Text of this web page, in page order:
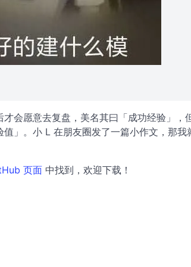
会愿意去复盘，美名其曰「成功经验」，
」。小 L 在朋友圈发了一篇小作文，那我
页面 中找到，欢迎下载！